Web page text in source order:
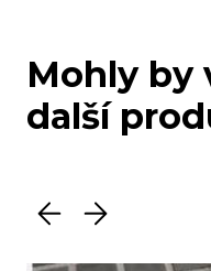
Mohly by
další